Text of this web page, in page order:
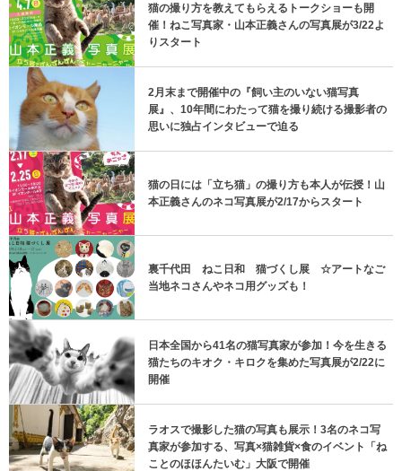
猫の撮り方を教えてもらえるトークショーも開
催！ねこ写真家・山本正義さんの写真展が3/22よ
りスタート
2月末まで開催中の『飼い主のいない猫写真
展』、10年間にわたって猫を撮り続ける撮影者の
思いに独占インタビューで迫る
猫の日には「立ち猫」の撮り方も本人が伝授！山
本正義さんのネコ写真展が2/17からスタート
裏千代田 ねこ日和 猫づくし展 ☆アートなご
当地ネコさんやネコ用グッズも！
日本全国から41名の猫写真家が参加！今を生きる
猫たちのキオク・キロクを集めた写真展が2/22に
開催
ラオスで撮影した猫の写真も展示！3名のネコ写
真家が参加する、写真×猫雑貨×食のイベント「ね
ことのほほんたいむ」大阪で開催